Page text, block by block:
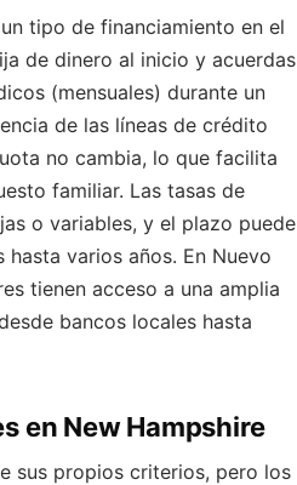
tipo de financiamiento en el
de dinero al inicio y acuerdas
(mensuales) durante un
de las líneas de crédito
no cambia, lo que facilita
familiar. Las tasas de
o variables, y el plazo puede
varios años. En Nuevo
tienen acceso a una amplia
bancos locales hasta
en New Hampshire
sus propios criterios, pero los